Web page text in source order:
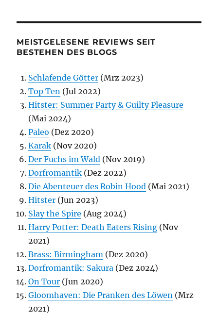
MEISTGELESENE REVIEWS SEIT
BESTEHEN DES BLOGS
Schlafende Götter (Mrz 2023)
Top Ten (Jul 2022)
Hitster: Summer Party & Guilty Pleasure
(Mai 2024)
Paleo (Dez 2020)
Karak (Nov 2020)
Der Fuchs im Wald (Nov 2019)
Dorfromantik (Dez 2022)
Die Abenteuer des Robin Hood (Mai 2021)
Hitster (Jun 2023)
Slay the Spire (Aug 2024)
Harry Potter: Death Eaters Rising (Nov
2021)
Brass: Birmingham (Dez 2020)
Dorfromantik: Sakura (Dez 2024)
On Tour (Jun 2020)
Gloomhaven: Die Pranken des Löwen (Mrz
2021)